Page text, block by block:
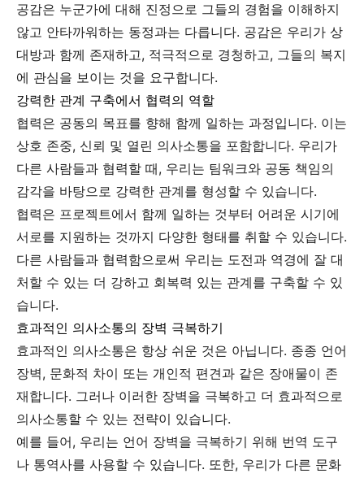
공감은 누군가에 대해 진정으로 그들의 경험을 이해하지
않고 안타까워하는 동정과는 다릅니다. 공감은 우리가 상
대방과 함께 존재하고, 적극적으로 경청하고, 그들의 복지
에 관심을 보이는 것을 요구합니다.
강력한 관계 구축에서 협력의 역할
협력은 공동의 목표를 향해 함께 일하는 과정입니다. 이는
상호 존중, 신뢰 및 열린 의사소통을 포함합니다. 우리가
다른 사람들과 협력할 때, 우리는 팀워크와 공동 책임의
감각을 바탕으로 강력한 관계를 형성할 수 있습니다.
협력은 프로젝트에서 함께 일하는 것부터 어려운 시기에
서로를 지원하는 것까지 다양한 형태를 취할 수 있습니다.
다른 사람들과 협력함으로써 우리는 도전과 역경에 잘 대
처할 수 있는 더 강하고 회복력 있는 관계를 구축할 수 있
습니다.
효과적인 의사소통의 장벽 극복하기
효과적인 의사소통은 항상 쉬운 것은 아닙니다. 종종 언어
장벽, 문화적 차이 또는 개인적 편견과 같은 장애물이 존
재합니다. 그러나 이러한 장벽을 극복하고 더 효과적으로
의사소통할 수 있는 전략이 있습니다.
예를 들어, 우리는 언어 장벽을 극복하기 위해 번역 도구
나 통역사를 사용할 수 있습니다. 또한, 우리가 다른 문화